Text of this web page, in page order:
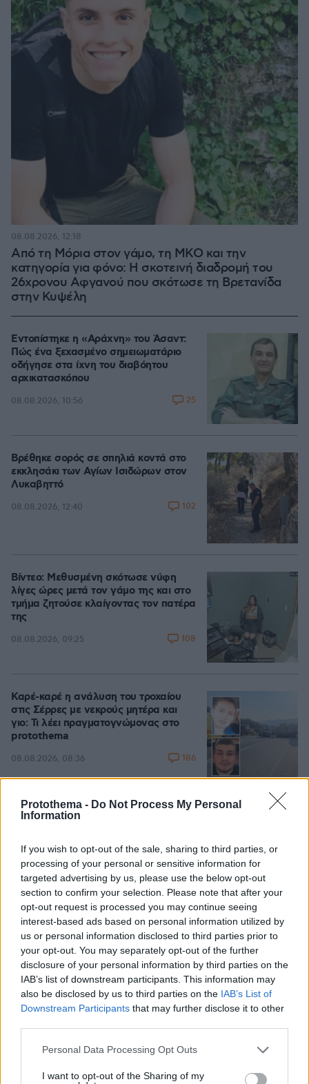
Protothema - Do Not Process My Personal
Information
If you wish to opt-out of the sale, sharing to third parties, or
processing of your personal or sensitive information for
targeted advertising by us, please use the below opt-out
section to confirm your selection. Please note that after your
opt-out request is processed you may continue seeing
interest-based ads based on personal information utilized by
us or personal information disclosed to third parties prior to
your opt-out. You may separately opt-out of the further
disclosure of your personal information by third parties on the
IAB’s list of downstream participants. This information may
also be disclosed by us to third parties on the IAB’s List of
Downstream Participants that may further disclose it to other
Please note that this website/app uses one or more Google
not limited to your visit or usage behaviour. You may click to
Personal Data Processing Opt Outs
I want to opt-out of the Sharing of my
Από τη Μόρια στον γάμο, τη ΜΚΟ και την
κατηγορία για φόνο: Η σκοτεινή διαδρομή του
26χρονου Αφγανού που σκότωσε τη Βρετανίδα
στην Κυψέλη
08.08.2026, 12:18
Εντοπίστηκε η «Αράχνη» του Άσαντ:
Πώς ένα ξεχασμένο σημειωματάριο
οδήγησε στα ίχνη του διαβόητου
αρχικατασκόπου
08.08.2026, 10:56 25
Βρέθηκε σορός σε σπηλιά κοντά στο
εκκλησάκι των Αγίων Ισιδώρων στον
Λυκαβηττό
08.08.2026, 12:40 102
Βίντεο: Μεθυσμένη σκότωσε νύφη
λίγες ώρες μετά τον γάμο της και στο
τμήμα ζητούσε κλαίγοντας τον πατέρα
της
08.08.2026, 09:25 108
Καρέ-καρέ η ανάλυση του τροχαίου
στις Σέρρες με νεκρούς μητέρα και
γιο: Τι λέει πραγματογνώμονας στο
protothema
08.08.2026, 08:36 186
Το «σκουλήκι του διαβόλου» που ζει
αλλάζει όσα γνωρίζαμε για τη ζωή:
«Οι άνθρωποι δεν κυβερνάμε τον
κόσμο»
08.08.2026, 08:57 74
Συνετρίβη πυροσβεστικό ελικόπτερο
ενώ επιχειρούσε σε μεγάλη δασική
πυρκαγιά στη Γιούτα
08.08.2026, 09:34